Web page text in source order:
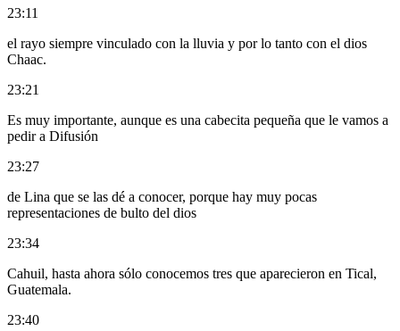
23:11
el rayo siempre vinculado con la lluvia y por lo tanto con el dios
Chaac.
23:21
Es muy importante, aunque es una cabecita pequeña que le vamos a
pedir a Difusión
23:27
de Lina que se las dé a conocer, porque hay muy pocas
representaciones de bulto del dios
23:34
Cahuil, hasta ahora sólo conocemos tres que aparecieron en Tical,
Guatemala.
23:40